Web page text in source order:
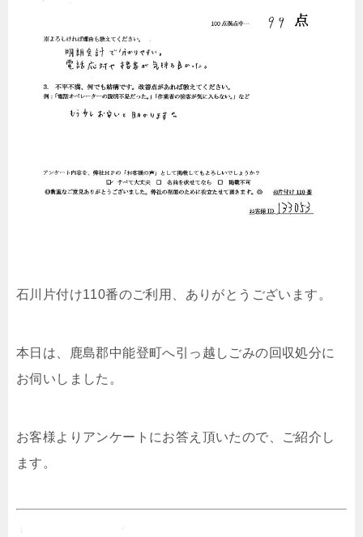
石川片付け110番のご利用、ありがとうございます。
本日は、鹿島郡中能登町へ引っ越しごみの回収処分に
お伺いしました。
お客様よりアンケートにお答え頂いたので、ご紹介し
ます。